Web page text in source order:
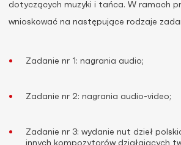
dotyczących muzyki i tańca. W ramach
wnioskować na następujące rodzaje
Zadanie nr 1: nagrania audio;
Zadanie nr 2: nagrania audio-video;
Zadanie nr 3: wydanie nut dzieł